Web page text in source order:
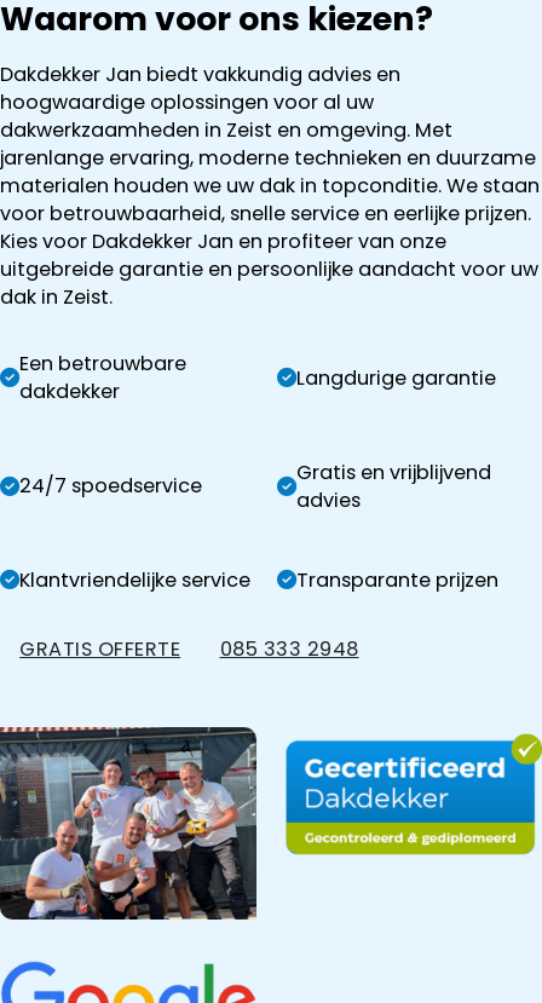
Waarom voor ons kiezen?
Dakdekker Jan biedt vakkundig advies en
hoogwaardige oplossingen voor al uw
dakwerkzaamheden in Zeist en omgeving. Met
jarenlange ervaring, moderne technieken en duurzame
materialen houden we uw dak in topconditie. We staan
voor betrouwbaarheid, snelle service en eerlijke prijzen.
Kies voor Dakdekker Jan en profiteer van onze
uitgebreide garantie en persoonlijke aandacht voor uw
dak in Zeist.
Een betrouwbare
dakdekker
Langdurige garantie
24/7 spoedservice
Gratis en vrijblijvend
advies
Klantvriendelijke service Transparante prijzen
GRATIS OFFERTE 085 333 2948